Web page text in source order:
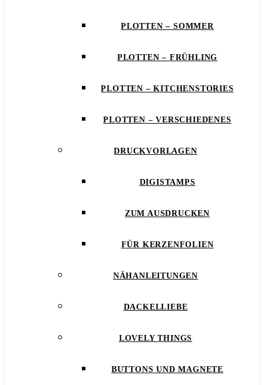
PLOTTEN – SOMMER
PLOTTEN – FRÜHLING
PLOTTEN – KITCHENSTORIES
PLOTTEN – VERSCHIEDENES
DRUCKVORLAGEN
DIGISTAMPS
ZUM AUSDRUCKEN
FÜR KERZENFOLIEN
NÄHANLEITUNGEN
DACKELLIEBE
LOVELY THINGS
BUTTONS UND MAGNETE